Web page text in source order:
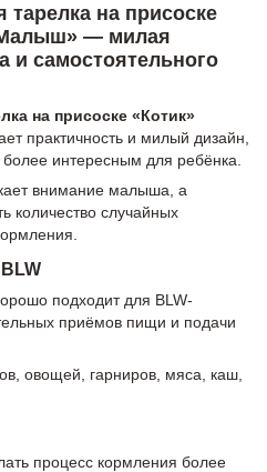
тарелка на присоске
— милая
и самостоятельного
на присоске «Котик»
практичность и милый дизайн,
интересным для ребёнка.
внимание малыша, а
количество случайных
подходит для BLW-
приёмов пищи и подачи
овощей, гарниров, мяса, каш,
процесс кормления более